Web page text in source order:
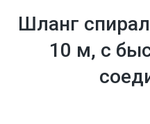
Шланг
10 м, с